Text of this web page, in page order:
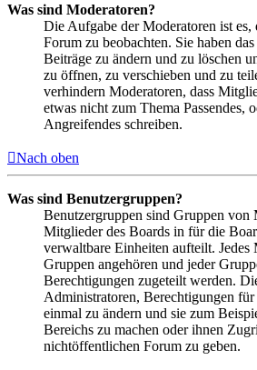
Was sind Moderatoren?
Die Aufgabe der Moderatoren ist es,
Forum zu beobachten. Sie haben
Beiträge zu ändern und zu löschen
zu öffnen, zu verschieben und zu
verhindern Moderatoren, dass
etwas nicht zum Thema Passendes,
Angreifendes schreiben.
Nach oben
Was sind Benutzergruppen?
Benutzergruppen sind Gruppen von
Mitglieder des Boards in für die
verwaltbare Einheiten aufteilt. Jedes
Gruppen angehören und jeder
Berechtigungen zugeteilt werden.
Administratoren, Berechtigungen
einmal zu ändern und sie zum
Bereichs zu machen oder ihnen
nichtöffentlichen Forum zu geben.